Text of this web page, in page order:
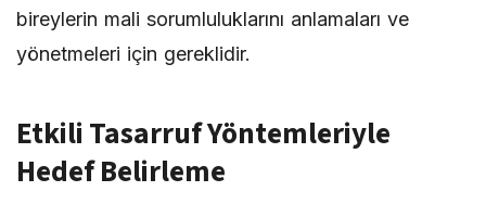
bireylerin mali sorumluluklarını anlamaları ve
yönetmeleri için gereklidir.
Etkili Tasarruf Yöntemleriyle
Hedef Belirleme